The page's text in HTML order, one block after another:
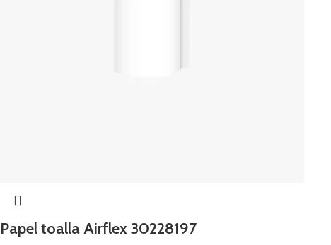
Papel toalla Airflex 30228197